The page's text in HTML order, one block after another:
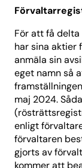
För att få
har sina aktier
anmäla sin
eget namn så
maj 2024.
enligt
förvaltaren
gjorts av
kommer att